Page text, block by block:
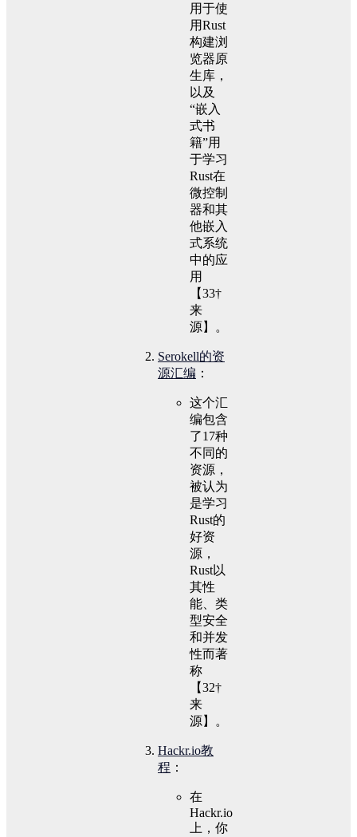
用于使
用Rust
构建浏
览器原
生库，
以及
“嵌入
式书
籍”用
于学习
Rust在
微控制
器和其
他嵌入
式系统
中的应
用
【33†
来
源】。
Serokell的资
源汇编 ：
这个汇
编包含
了17种
不同的
资源，
被认为
是学习
Rust的
好资
源，
Rust以
其性
能、类
型安全
和并发
性而著
称
【32†
来
源】。
Hackr.io教
程 ：
在
Hackr.io
上，你